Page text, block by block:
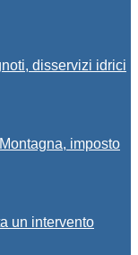
disservizi idrici
imposto
un intervento